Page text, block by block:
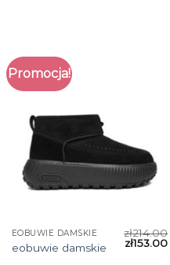
Promocja!
EOBUWIE DAMSKIE
eobuwie damskie
zł214.00
zł153.00